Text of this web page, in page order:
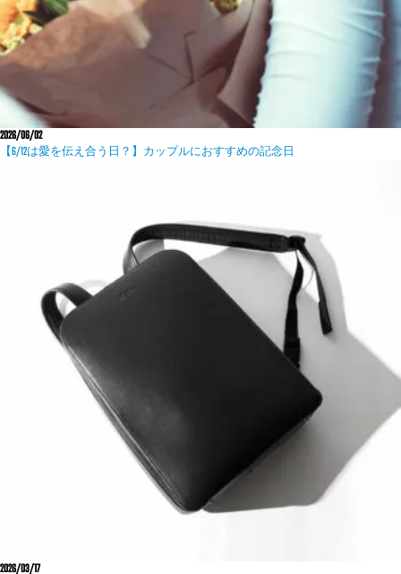
2026/06/02
【6/12は愛を伝え合う日？】カップルにおすすめの記念日
2026/03/17